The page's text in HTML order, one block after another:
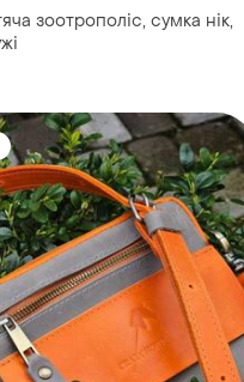
зоотрополіс, сумка нік,